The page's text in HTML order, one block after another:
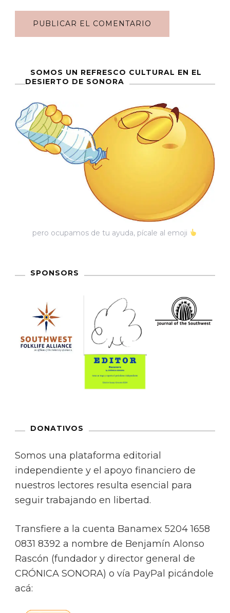
SOMOS UN REFRESCO CULTURAL EN EL
DESIERTO DE SONORA
pero ocupamos de tu ayuda, pícale al emoji
SPONSORS
DONATIVOS
Somos una plataforma editorial
independiente y el apoyo financiero de
nuestros lectores resulta esencial para
seguir trabajando en libertad.
Transfiere a la cuenta Banamex 5204 1658
0831 8392 a nombre de Benjamín Alonso
Rascón (fundador y director general de
CRÓNICA SONORA) o vía PayPal picándole
acá: